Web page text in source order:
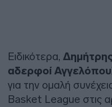
Ειδικότερα,
αδερφοί
για την ομαλή
Basket League στις